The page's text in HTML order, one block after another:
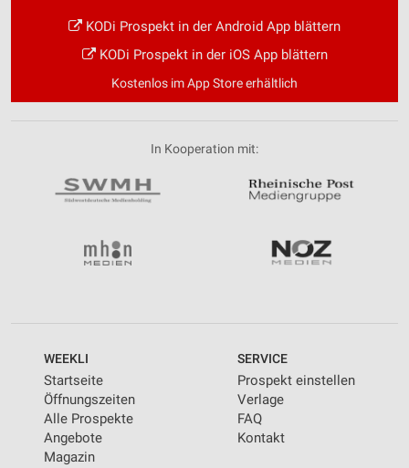
KODi Prospekt in der Android App blättern
KODi Prospekt in der iOS App blättern
Kostenlos im App Store erhältlich
In Kooperation mit:
WEEKLI
Startseite
Öffnungszeiten
Alle Prospekte
Angebote
Magazin
SERVICE
Prospekt einstellen
Verlage
FAQ
Kontakt